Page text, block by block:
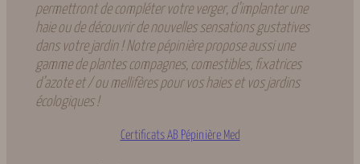
permettront de compléter votre verger, d’implanter une
haie ou de découvrir de nouvelles sensations gustatives
dans votre jardin ! Notre pépinière propose aussi une
gamme de plantes compagnes, comestibles, fixatrices
d’azote et / ou mellifères pour vos haies et vos jardins
écologiques !
Certificats AB Pépinière Med